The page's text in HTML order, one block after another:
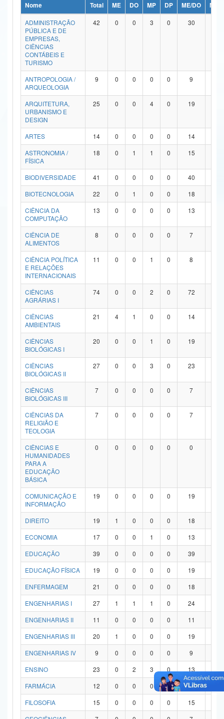
Ministério da Ciência, Tecnologia, Inovações e Comunicações
Ministério do Meio Ambiente
Ministério do Turismo
Ministério do Desenvolvimento Regional
Controladoria-Geral da União
Ministério da Mulher, da Família e dos Direitos Humanos
Secretaria de Governo
Advocacia-Geral da União
Banco Central do Brasil
Nome Total ME DO MP DP ME/DO
MP/
ADMINISTRAÇÃO
PÚBLICA E DE
EMPRESAS,
CIÊNCIAS
CONTÁBEIS E
TURISMO
42 0 0 3 0 30
ANTROPOLOGIA /
ARQUEOLOGIA
9 0 0 0 0 9
ARQUITETURA,
URBANISMO E
DESIGN
25 0 0 4 0 19
ARTES 14 0 0 0 0 14
ASTRONOMIA /
FÍSICA
18 0 1 1 0 15
BIODIVERSIDADE 41 0 0 0 0 40
BIOTECNOLOGIA
22 0 1 0 0 18
CIÊNCIA DA
COMPUTAÇÃO
13 0 0 0 0 13
CIÊNCIA DE
ALIMENTOS
8 0 0 0 0 7
CIÊNCIA POLÍTICA
E RELAÇÕES
INTERNACIONAIS
11 0 0 1 0 8
CIÊNCIAS
AGRÁRIAS I
74 0 0 2 0 72
CIÊNCIAS
AMBIENTAIS
21 4 1 0 0 14
CIÊNCIAS
BIOLÓGICAS I
20 0 0 1 0 19
CIÊNCIAS
BIOLÓGICAS II
27 0 0 3 0 23
CIÊNCIAS
BIOLÓGICAS III
7 0 0 0 0 7
CIÊNCIAS DA
RELIGIÃO E
TEOLOGIA
7 0 0 0 0 7
CIÊNCIAS E
HUMANIDADES
PARA A
EDUCAÇÃO
BÁSICA
0 0 0 0 0 0
COMUNICAÇÃO E
INFORMAÇÃO
19 0 0 0 0 19
DIREITO 19 1 0 0 0 18
ECONOMIA
17 0 0 1 0 13
EDUCAÇÃO
39 0 0 0 0 39
EDUCAÇÃO FÍSICA
19 0 0 0 0 19
ENFERMAGEM
21 0 0 0 0 18
ENGENHARIAS I
27 1 1 1 0 24
ENGENHARIAS II
11 0 0 0 0 11
ENGENHARIAS III
20 1 0 0 0 19
ENGENHARIAS IV
9 0 0 0 0 9
ENSINO
23 0 2 3 0 13
FARMÁCIA
12 0 0 0 0 12
FILOSOFIA
15 0 0 0 0 15